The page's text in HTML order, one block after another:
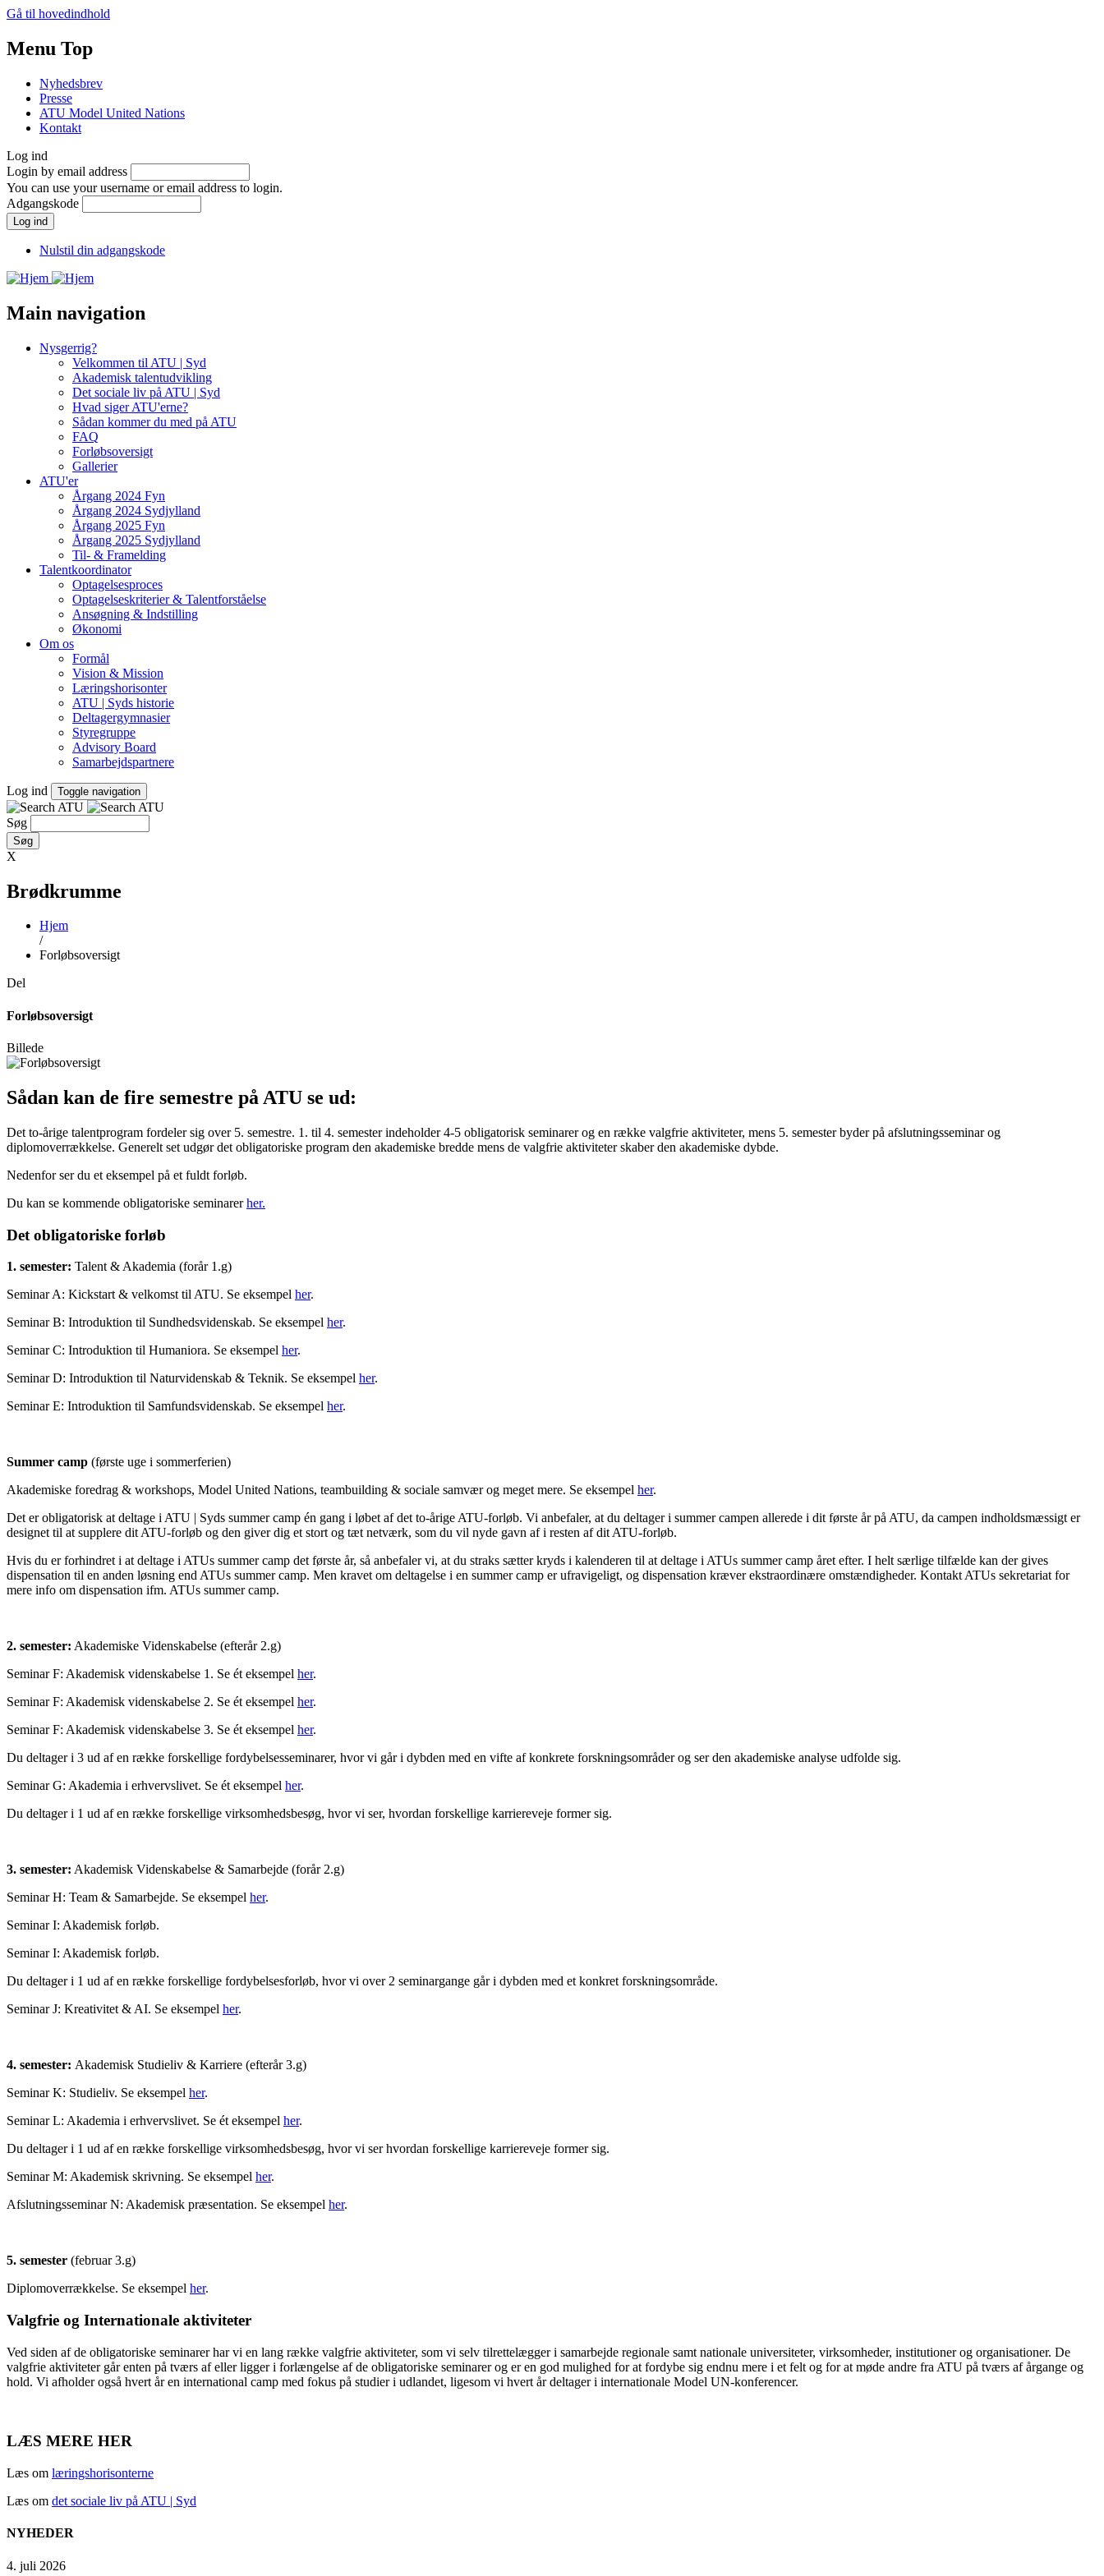
Gå til hovedindhold
Menu Top
Nyhedsbrev
Presse
ATU Model United Nations
Kontakt
Log ind
Login by email address
You can use your username or email address to login.
Adgangskode
Nulstil din adgangskode
Main navigation
Nysgerrig?
Velkommen til ATU | Syd
Akademisk talentudvikling
Det sociale liv på ATU | Syd
Hvad siger ATU'erne?
Sådan kommer du med på ATU
FAQ
Forløbsoversigt
Gallerier
ATU'er
Årgang 2024 Fyn
Årgang 2024 Sydjylland
Årgang 2025 Fyn
Årgang 2025 Sydjylland
Til- & Framelding
Talentkoordinator
Optagelsesproces
Optagelseskriterier & Talentforståelse
Ansøgning & Indstilling
Økonomi
Om os
Formål
Vision & Mission
Læringshorisonter
ATU | Syds historie
Deltagergymnasier
Styregruppe
Advisory Board
Samarbejdspartnere
Log ind Toggle navigation
Søg
X
Brødkrumme
Hjem
/
Forløbsoversigt
Del
Forløbsoversigt
Billede
Sådan kan de fire semestre på ATU se ud:
Det to-årige talentprogram fordeler sig over 5. semestre. 1. til 4. semester indeholder 4-5 obligatorisk seminarer og en række valgfrie aktiviteter, mens 5. semester byder på afslutningsseminar og
diplomoverrækkelse. Generelt set udgør det obligatoriske program den akademiske bredde mens de valgfrie aktiviteter skaber den akademiske dybde.
Nedenfor ser du et eksempel på et fuldt forløb.
Du kan se kommende obligatoriske seminarerher.
Det obligatoriske forløb
1. semester: Talent & Akademia (forår 1.g)
Seminar A: Kickstart & velkomst til ATU. Se eksempel her.
Seminar B: Introduktion til Sundhedsvidenskab. Se eksempel her.
Seminar C: Introduktion til Humaniora. Se eksempel her.
Seminar D: Introduktion til Naturvidenskab & Teknik. Se eksempel her.
Seminar E: Introduktion til Samfundsvidenskab. Se eksempel her.
Summer camp (første uge i sommerferien)
Akademiske foredrag & workshops, Model United Nations, teambuilding & sociale samvær og meget mere. Se eksempel her.
Det er obligatorisk at deltage i ATU | Syds summer camp én gang i løbet af det to-årige ATU-forløb. Vi anbefaler, at du deltager i summer campen allerede i dit første år på ATU, da campen indholdsmæssigt er
designet til at supplere dit ATU-forløb og den giver dig et stort og tæt netværk, som du vil nyde gavn af i resten af dit ATU-forløb.
Hvis du er forhindret i at deltage i ATUs summer camp det første år, så anbefaler vi, at du straks sætter kryds i kalenderen til at deltage i ATUs summer camp året efter. I helt særlige tilfælde kan der gives
dispensation til en anden løsning end ATUs summer camp. Men kravet om deltagelse i en summer camp er ufravigeligt, og dispensation kræver ekstraordinære omstændigheder. Kontakt ATUs sekretariat for
mere info om dispensation ifm. ATUs summer camp.
2. semester: Akademiske Videnskabelse (efterår 2.g)
Seminar F: Akademisk videnskabelse 1. Se ét eksempel her.
Seminar F: Akademisk videnskabelse 2. Se ét eksempel her.
Seminar F: Akademisk videnskabelse 3. Se ét eksempel her.
Du deltager i 3 ud af en række forskellige fordybelsesseminarer, hvor vi går i dybden med en vifte af konkrete forskningsområder og ser den akademiske analyse udfolde sig.
Seminar G: Akademia i erhvervslivet. Se ét eksempel her.
Du deltager i 1 ud af en række forskellige virksomhedsbesøg, hvor vi ser, hvordan forskellige karriereveje former sig.
3. semester: Akademisk Videnskabelse & Samarbejde (forår 2.g)
Seminar H: Team & Samarbejde. Se eksempel her.
Seminar I: Akademisk forløb.
Seminar I: Akademisk forløb.
Du deltager i 1 ud af en række forskellige fordybelsesforløb, hvor vi over 2 seminargange går i dybden med et konkret forskningsområde.
Seminar J: Kreativitet & AI. Se eksempel her.
4. semester: Akademisk Studieliv & Karriere (efterår 3.g)
Seminar K: Studieliv. Se eksempel her.
Seminar L: Akademia i erhvervslivet. Se ét eksempel her.
Du deltager i 1 ud af en række forskellige virksomhedsbesøg, hvor vi ser hvordan forskellige karriereveje former sig.
Seminar M: Akademisk skrivning. Se eksempel her.
Afslutningsseminar N: Akademisk præsentation. Se eksempel her.
5. semester (februar 3.g)
Diplomoverrækkelse. Se eksempel her.
Valgfrie og Internationale aktiviteter
Ved siden af de obligatoriske seminarer har vi en lang række valgfrie aktiviteter, som vi selv tilrettelægger i samarbejde regionale samt nationale universiteter, virksomheder, institutioner og organisationer. De
valgfrie aktiviteter går enten på tværs af eller ligger i forlængelse af de obligatoriske seminarer og er en god mulighed for at fordybe sig endnu mere i et felt og for at møde andre fra ATU på tværs af årgange og
hold. Vi afholder også hvert år en international camp med fokus på studier i udlandet, ligesom vi hvert år deltager i internationale Model UN-konferencer.
LÆS MERE HER
Læs om læringshorisonterne
Læs om det sociale liv på ATU | Syd
NYHEDER
4. juli 2026